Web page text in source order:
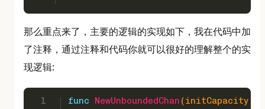
那么重点来了，主要的逻辑的实现如下，我在代码中加
了注释，通过注释和代码你就可以很好的理解整个的实
现逻辑:
1
func NewUnboundedChan (initCapacity